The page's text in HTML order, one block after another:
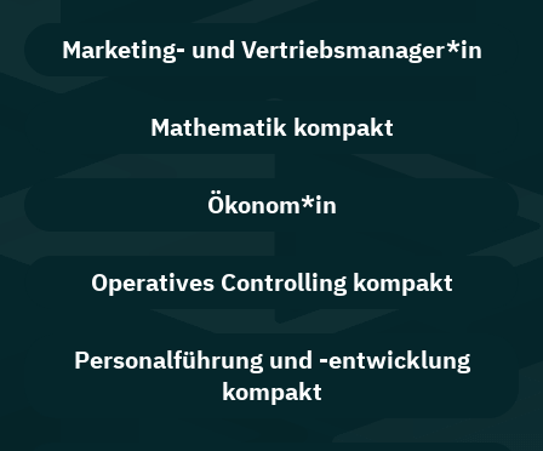
Marketing- und Vertriebsmanager*in
Mathematik kompakt
Ökonom*in
Operatives Controlling kompakt
Personalführung und -entwicklung
kompakt